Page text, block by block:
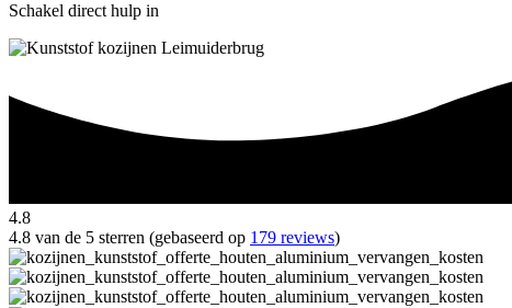
Schakel direct hulp in
4.8
4.8 van de 5 sterren (gebaseerd op 179 reviews)